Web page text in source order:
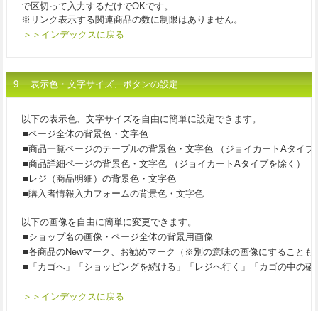
で区切って入力するだけでOKです。
※リンク表示する関連商品の数に制限はありません。
＞＞インデックスに戻る
9. 表示色・文字サイズ、ボタンの設定
以下の表示色、文字サイズを自由に簡単に設定できます。
■ページ全体の背景色・文字色
■商品一覧ページのテーブルの背景色・文字色 （ジョイカートAタイプ
■商品詳細ページの背景色・文字色 （ジョイカートAタイプを除く）
■レジ（商品明細）の背景色・文字色
■購入者情報入力フォームの背景色・文字色
以下の画像を自由に簡単に変更できます。
■ショップ名の画像・ページ全体の背景用画像
■各商品のNewマーク、お勧めマーク（※別の意味の画像にすること
■「カゴへ」「ショッピングを続ける」「レジへ行く」「カゴの中の
＞＞インデックスに戻る